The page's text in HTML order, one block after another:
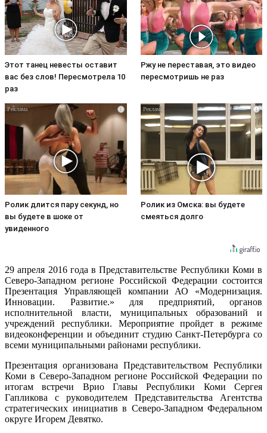
Этот танец невесты оставит
вас без слов! Пересмотрела 10
раз
Ржу не переставая, это видео
пересмотришь не раз
i
Ролик длится пару секунд, но
вы будете в шоке от
увиденного
i
Ролик из Омска: вы будете
смеяться долго
29 апреля 2016 года в Представительстве Республики Коми в
Северо-Западном регионе Российской Федерации состоится
Презентация Управляющей компании АО «Модернизация.
Инновации. Развитие.» для предприятий, органов
исполнительной власти, муниципальных образований и
учреждений республики. Мероприятие пройдет в режиме
видеоконференции и объединит студию Санкт-Петербурга со
всеми муниципальными районами республики.
Презентация организована Представительством Республики
Коми в Северо-Западном регионе Российской Федерации по
итогам встречи Врио Главы Республики Коми Сергея
Гапликова с руководителем Представительства Агентства
стратегических инициатив в Северо-Западном Федеральном
округе Игорем Девятко.